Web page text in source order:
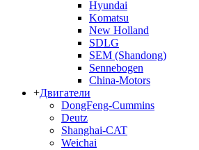
Hyundai
Komatsu
New Holland
SDLG
SEM (Shandong)
Sennebogen
China-Motors
+Двигатели
DongFeng-Cummins
Deutz
Shanghai-CAT
Weichai